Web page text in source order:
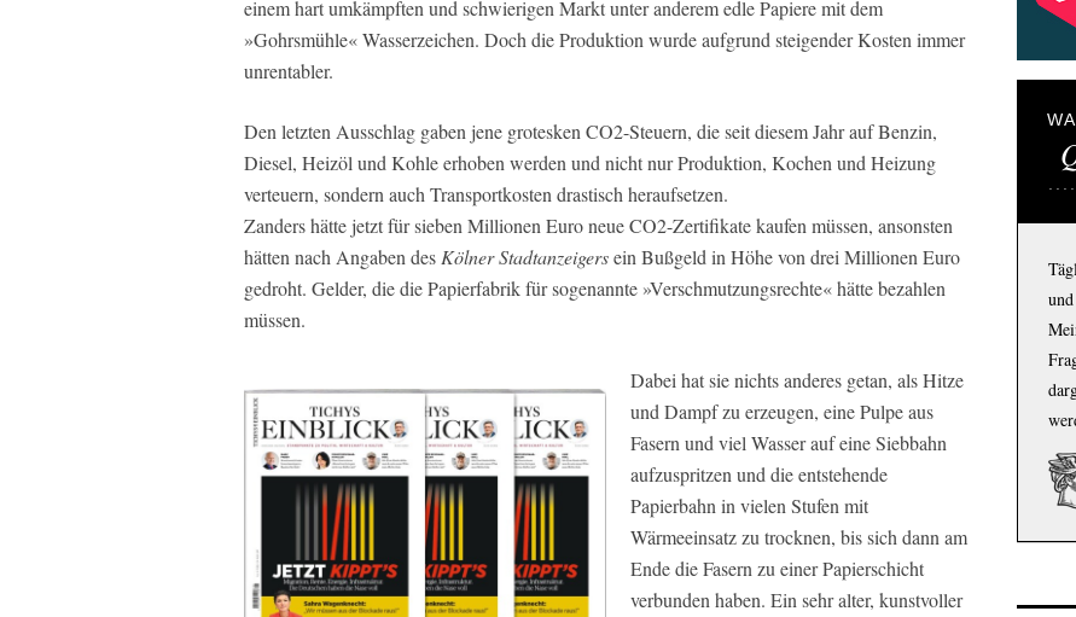
einem hart umkämpften und schwierigen Markt unter anderem edle Papiere mit dem
»Gohrsmühle« Wasserzeichen. Doch die Produktion wurde aufgrund steigender Kosten immer
unrentabler.
Den letzten Ausschlag gaben jene grotesken CO2-Steuern, die seit diesem Jahr auf Benzin,
Diesel, Heizöl und Kohle erhoben werden und nicht nur Produktion, Kochen und Heizung
verteuern, sondern auch Transportkosten drastisch heraufsetzen.
Zanders hätte jetzt für sieben Millionen Euro neue CO2-Zertifikate kaufen müssen, ansonsten
hätten nach Angaben des Kölner Stadtanzeigersein Bußgeld in Höhe von drei Millionen Euro
gedroht. Gelder, die die Papierfabrik für sogenannte »Verschmutzungsrechte« hätte bezahlen
müssen.
Dabei hat sie nichts anderes getan, als Hitze
und Dampf zu erzeugen, eine Pulpe aus
Fasern und viel Wasser auf eine Siebbahn
aufzuspritzen und die entstehende
Papierbahn in vielen Stufen mit
Wärmeeinsatz zu trocknen, bis sich dann am
Ende die Fasern zu einer Papierschicht
verbunden haben. Ein sehr alter, kunstvoller